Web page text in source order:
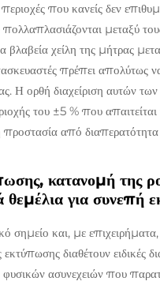
περιοχές που κανείς δεν
μεταξύ
βλαβεία χείλη της μήτρας
πρέπει απολύτως
Η ορθή διαχείριση αυτών
του ±5 % που
από
κατανομή της
θεμέλια για συνεπή
σημείο και, με
διαθέτουν ειδικές
ασυνεχειών που